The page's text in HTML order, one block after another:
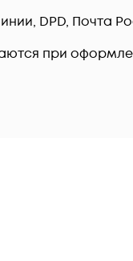
DPD, Почта
при